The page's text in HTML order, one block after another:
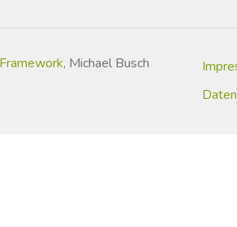
, Michael Busch